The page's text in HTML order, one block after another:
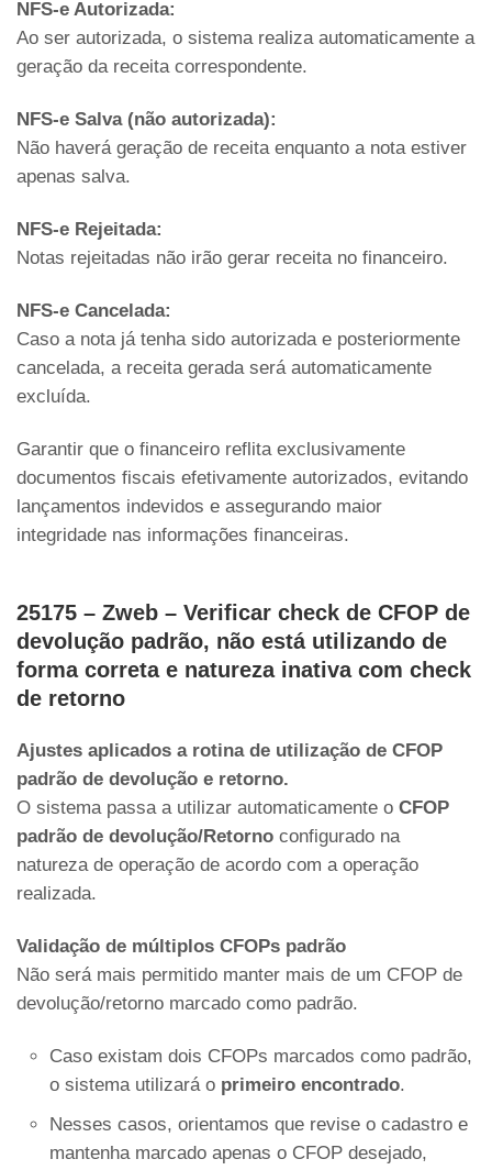
NFS-e Autorizada:
Ao ser autorizada, o sistema realiza automaticamente a
geração da receita correspondente.
NFS-e Salva (não autorizada):
Não haverá geração de receita enquanto a nota estiver
apenas salva.
NFS-e Rejeitada:
Notas rejeitadas não irão gerar receita no financeiro.
NFS-e Cancelada:
Caso a nota já tenha sido autorizada e posteriormente
cancelada, a receita gerada será automaticamente
excluída.
Garantir que o financeiro reflita exclusivamente
documentos fiscais efetivamente autorizados, evitando
lançamentos indevidos e assegurando maior
integridade nas informações financeiras.
25175 – Zweb – Verificar check de CFOP de
devolução padrão, não está utilizando de
forma correta e natureza inativa com check
de retorno
Ajustes aplicados a rotina de utilização de CFOP
padrão de devolução e retorno.
O sistema passa a utilizar automaticamente o CFOP
padrão de devolução/Retorno configurado na
natureza de operação de acordo com a operação
realizada.
Validação de múltiplos CFOPs padrão
Não será mais permitido manter mais de um CFOP de
devolução/retorno marcado como padrão.
Caso existam dois CFOPs marcados como padrão,
o sistema utilizará o primeiro encontrado.
Nesses casos, orientamos que revise o cadastro e
mantenha marcado apenas o CFOP desejado,